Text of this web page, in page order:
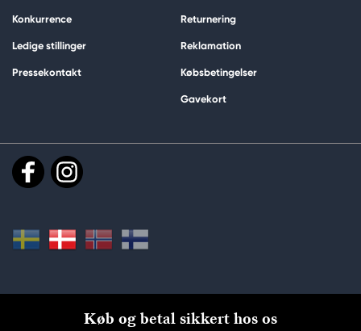
Konkurrence
Ledige stillinger
Pressekontakt
Returnering
Reklamation
Købsbetingelser
Gavekort
Køb og betal sikkert hos os